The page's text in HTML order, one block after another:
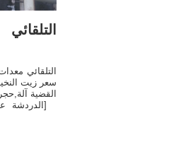
التلقائي
سعر زيت
القضية
. [الدردشة